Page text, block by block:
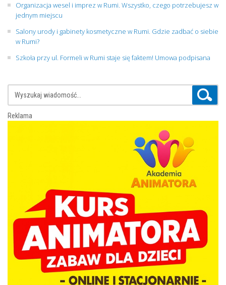
Organizacja wesel i imprez w Rumi. Wszystko, czego potrzebujesz w
jednym miejscu
Salony urody i gabinety kosmetyczne w Rumi. Gdzie zadbać o siebie
w Rumi?
Szkoła przy ul. Formeli w Rumi staje się faktem! Umowa podpisana
Reklama